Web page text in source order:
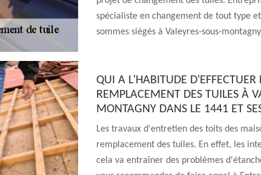
spécialiste en changement de tout type
sommes siégés à Valeyres-sous-
QUI A L'HABITUDE D'EFFECTUER
REMPLACEMENT DES TUILES À
MONTAGNY DANS LE 1441 ET
Les travaux d'entretien des toits des
remplacement des tuiles. En effet, les
cela va entraîner des problèmes